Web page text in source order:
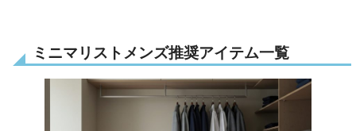
ミニマリストメンズ推奨アイテム一覧